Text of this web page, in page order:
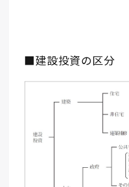
■建設投資の区分